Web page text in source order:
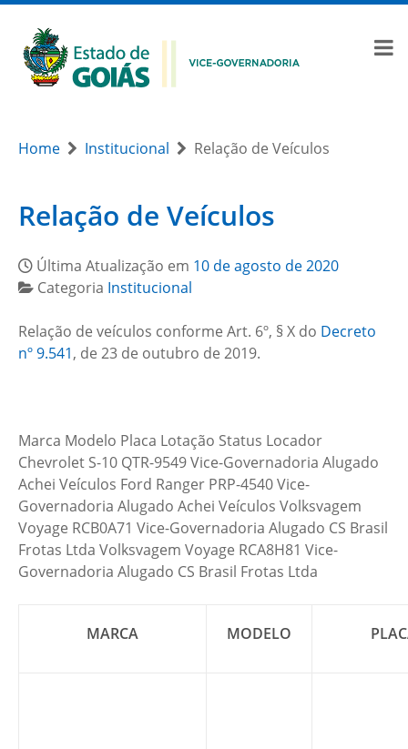
Home Institucional Relação de Veículos
Relação de Veículos
Última Atualização em 10 de agosto de 2020
Categoria Institucional
Relação de veículos conforme Art. 6º, § X do Decreto
nº 9.541, de 23 de outubro de 2019.
Marca Modelo Placa Lotação Status Locador
Chevrolet S-10 QTR-9549 Vice-Governadoria Alugado
Achei Veículos Ford Ranger PRP-4540 Vice-
Governadoria Alugado Achei Veículos Volksvagem
Voyage RCB0A71 Vice-Governadoria Alugado CS Brasil
Frotas Ltda Volksvagem Voyage RCA8H81 Vice-
Governadoria Alugado CS Brasil Frotas Ltda
MARCA MODELO